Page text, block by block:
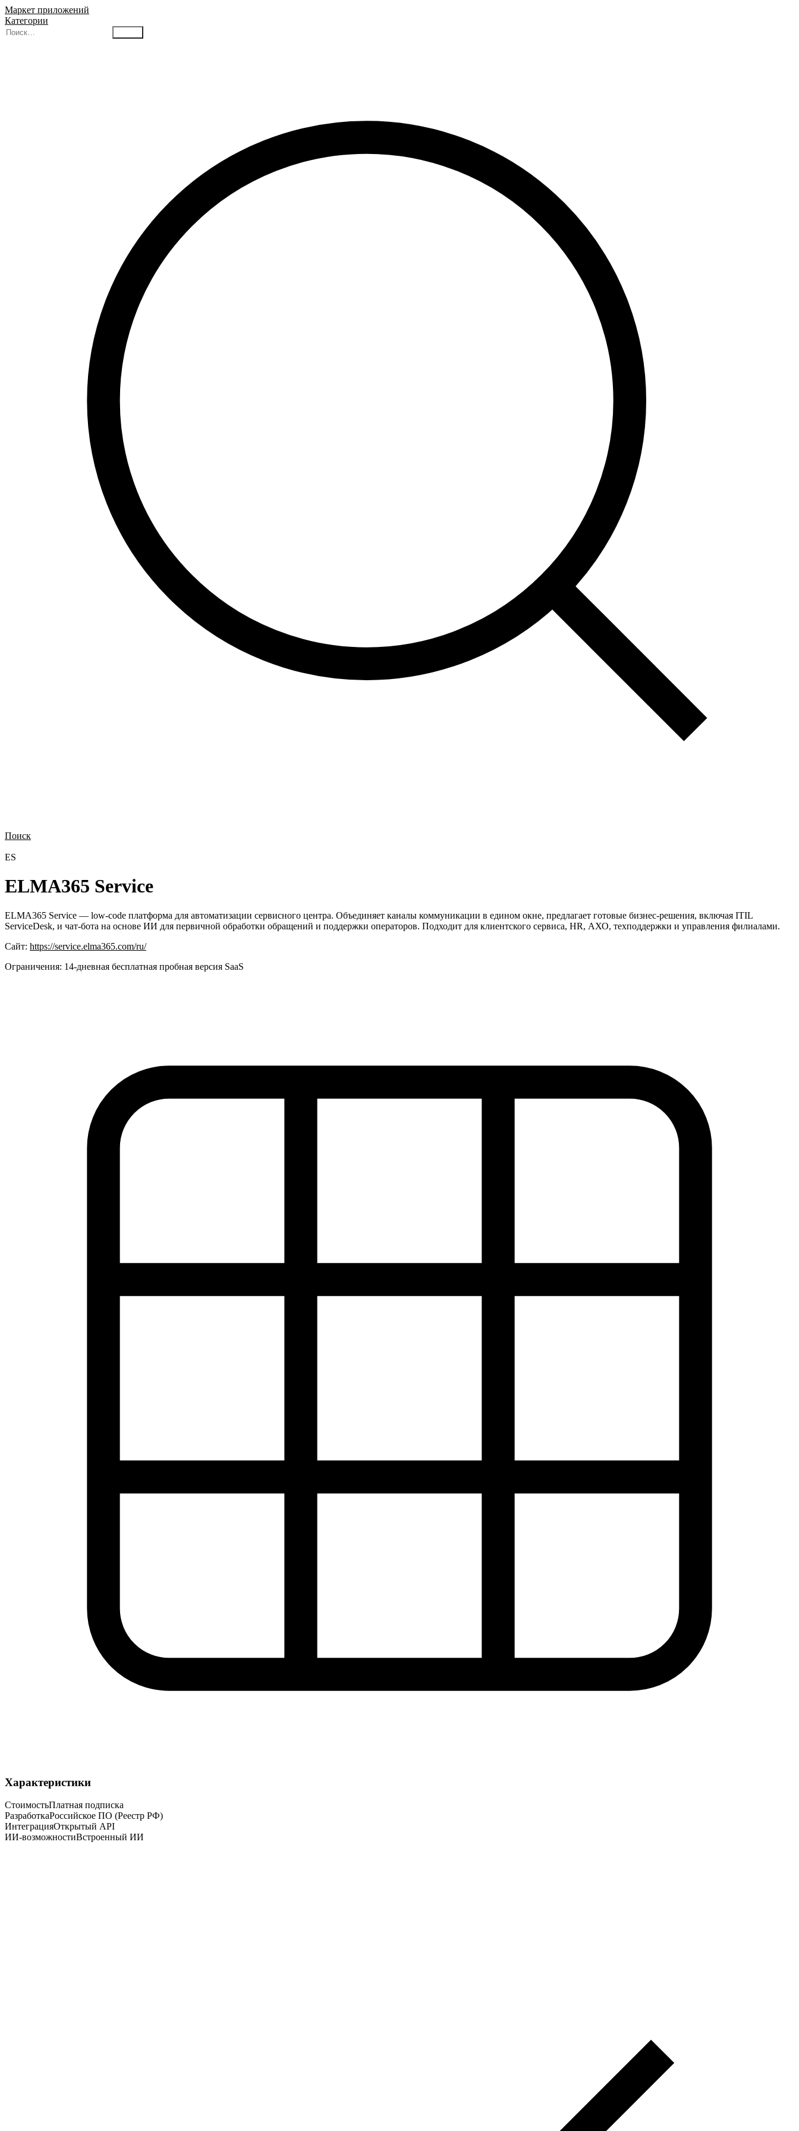
Маркет приложений
Категории
Поиск
ES
ELMA365 Service
ELMA365 Service — low-code платформа для автоматизации сервисного центра. Объединяет каналы коммуникации в едином окне, предлагает готовые бизнес-решения, включая ITIL
ServiceDesk, и чат-бота на основе ИИ для первичной обработки обращений и поддержки операторов. Подходит для клиентского сервиса, HR, АХО, техподдержки и управления филиалами.
Сайт: https://service.elma365.com/ru/
Ограничения: 14‑дневная бесплатная пробная версия SaaS
Характеристики
СтоимостьПлатная подписка
РазработкаРоссийское ПО (Реестр РФ)
ИнтеграцияОткрытый API
ИИ-возможностиВстроенный ИИ